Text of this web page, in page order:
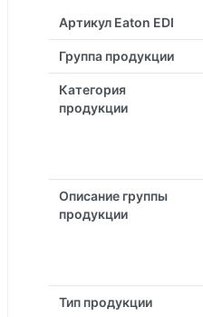
Артикул Eaton EDI
Группа продукции
Категория
продукции
Описание группы
продукции
Тип продукции